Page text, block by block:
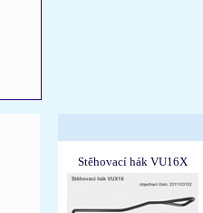
Stěhovací hák VU16X